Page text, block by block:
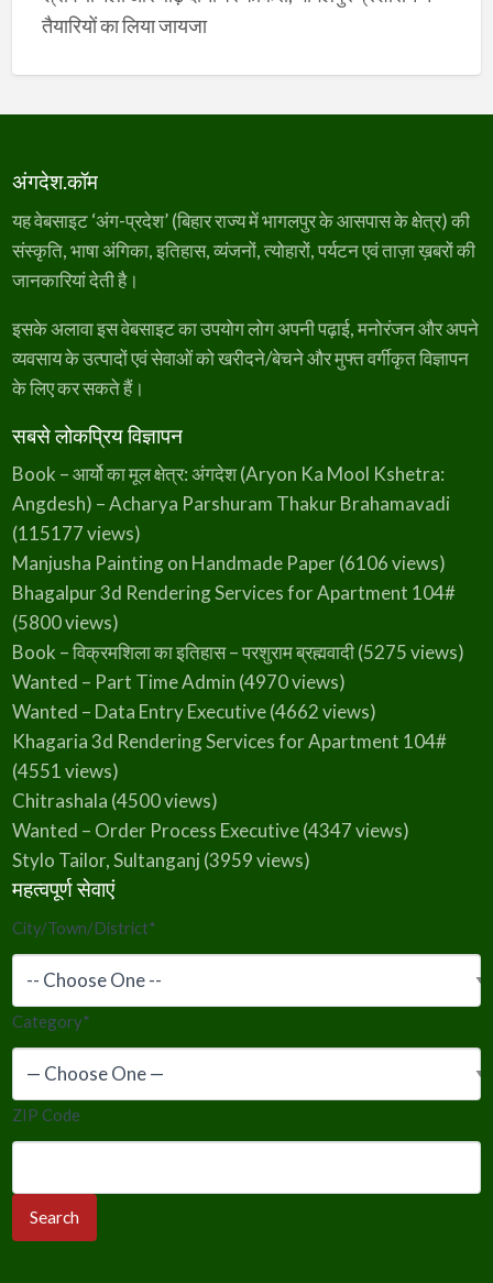
तैयारियों का लिया जायजा
अंगदेश.कॉम
यह वेबसाइट ‘अंग-प्रदेश’ (बिहार राज्य में भागलपुर के आसपास के क्षेत्र) की
संस्कृति, भाषा अंगिका, इतिहास, व्यंजनों, त्योहारों, पर्यटन एवं ताज़ा ख़बरों की
जानकारियां देती है।
इसके अलावा इस वेबसाइट का उपयोग लोग अपनी पढ़ाई, मनोरंजन और अपने
व्यवसाय के उत्पादों एवं सेवाओं को खरीदने/बेचने और मुफ्त वर्गीकृत विज्ञापन
के लिए कर सकते हैं।
सबसे लोकप्रिय विज्ञापन
Book – आर्यो का मूल क्षेत्र: अंगदेश (Aryon Ka Mool Kshetra:
Angdesh) – Acharya Parshuram Thakur Brahamavadi
(115177 views)
Manjusha Painting on Handmade Paper(6106 views)
Bhagalpur 3d Rendering Services for Apartment 104#
(5800 views)
Book – विक्रमशिला का इतिहास – परशुराम ब्रह्मवादी(5275 views)
Wanted – Part Time Admin (4970 views)
Wanted – Data Entry Executive(4662 views)
Khagaria 3d Rendering Services for Apartment 104#
(4551 views)
Chitrashala (4500 views)
Wanted – Order Process Executive(4347 views)
Stylo Tailor, Sultanganj (3959 views)
महत्वपूर्ण सेवाएं
City/Town/District*
Category*
ZIP Code